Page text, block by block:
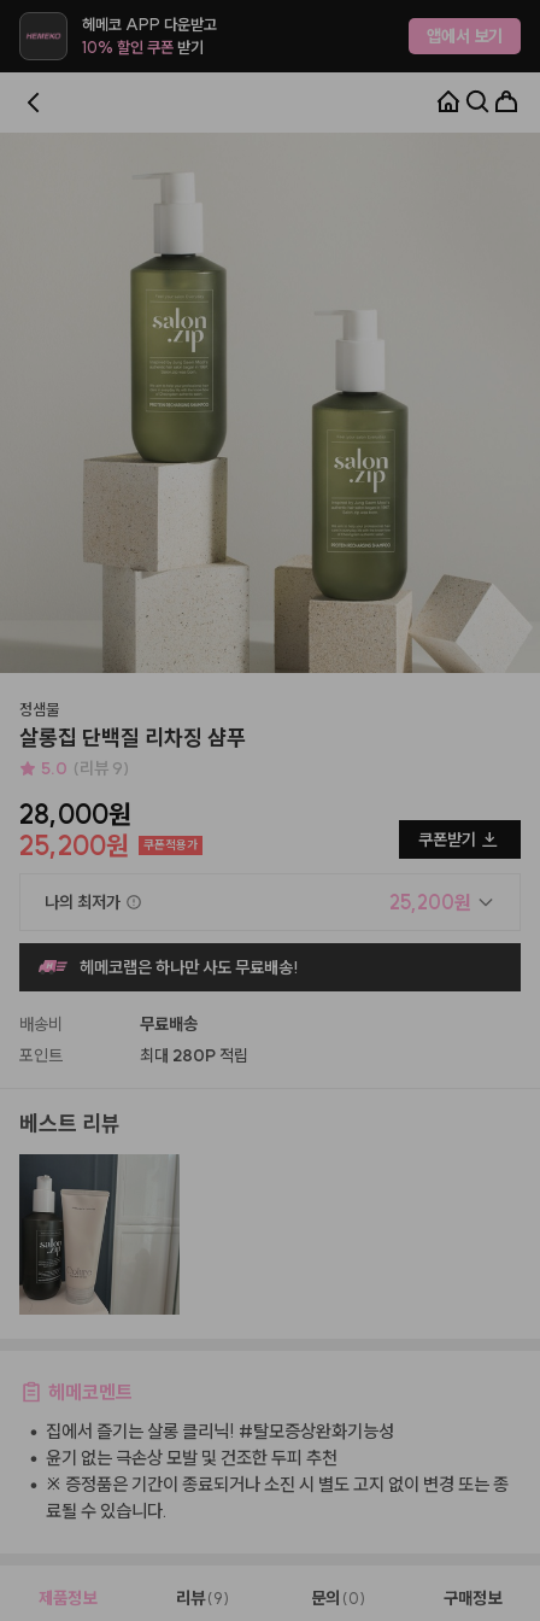
헤메코 APP 다운받고
10% 할인 쿠폰받기 앱에서 보기
정샘물
살롱집 단백질 리차징 샴푸
5.0 (리뷰 9)
28,000원
25,200원
쿠폰적용가 쿠폰받기
나의 최저가 25,200원
헤메코랩은 하나만 사도 무료배송!
배송비
무료배송
포인트
최대 280P 적립
베스트 리뷰
헤메코멘트
• 집에서 즐기는 살롱 클리닉! #탈모증상완화기능성
• 윤기 없는 극손상 모발 및 건조한 두피 추천
• ※ 증정품은 기간이 종료되거나 소진 시 별도 고지 없이 변경 또는 종
료될 수 있습니다.
제품정보 리뷰(9) 문의 (0) 구매정보